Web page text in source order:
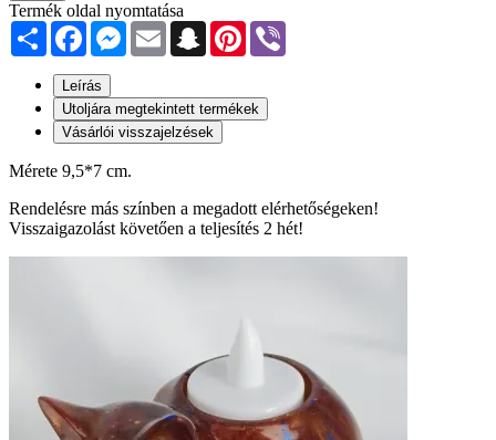
Termék oldal nyomtatása
Share FacebookMessenger
Email SnapchatPinterest
Leírás
Utoljára megtekintett termékek
Vásárlói visszajelzések
Mérete 9,5*7 cm.
Rendelésre más színben a megadott elérhetőségeken!
Visszaigazolást követően a teljesítés 2 hét!